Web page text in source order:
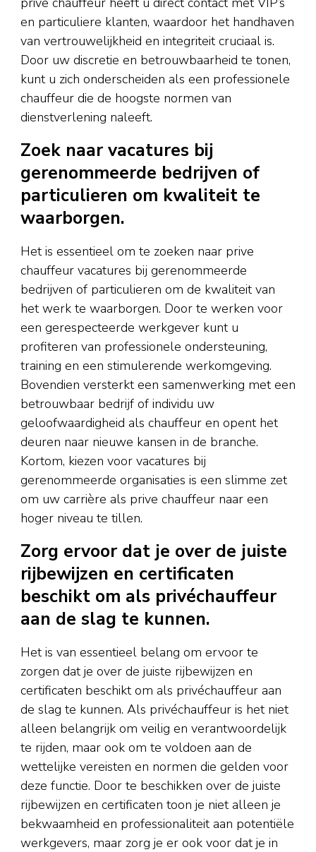
en particuliere klanten, waardoor het handhaven
van vertrouwelijkheid en integriteit cruciaal is.
Door uw discretie en betrouwbaarheid te tonen,
kunt u zich onderscheiden als een professionele
chauffeur die de hoogste normen van
dienstverlening naleeft.
Zoek naar vacatures bij
gerenommeerde bedrijven of
particulieren om kwaliteit te
waarborgen.
Het is essentieel om te zoeken naar prive
chauffeur vacatures bij gerenommeerde
bedrijven of particulieren om de kwaliteit van
het werk te waarborgen. Door te werken voor
een gerespecteerde werkgever kunt u
profiteren van professionele ondersteuning,
training en een stimulerende werkomgeving.
Bovendien versterkt een samenwerking met een
betrouwbaar bedrijf of individu uw
geloofwaardigheid als chauffeur en opent het
deuren naar nieuwe kansen in de branche.
Kortom, kiezen voor vacatures bij
gerenommeerde organisaties is een slimme zet
om uw carrière als prive chauffeur naar een
hoger niveau te tillen.
Zorg ervoor dat je over de juiste
rijbewijzen en certificaten
beschikt om als privéchauffeur
aan de slag te kunnen.
Het is van essentieel belang om ervoor te
zorgen dat je over de juiste rijbewijzen en
certificaten beschikt om als privéchauffeur aan
de slag te kunnen. Als privéchauffeur is het niet
alleen belangrijk om veilig en verantwoordelijk
te rijden, maar ook om te voldoen aan de
wettelijke vereisten en normen die gelden voor
deze functie. Door te beschikken over de juiste
rijbewijzen en certificaten toon je niet alleen je
bekwaamheid en professionaliteit aan potentiële
werkgevers, maar zorg je er ook voor dat je in